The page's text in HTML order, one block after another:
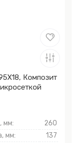
Композит
мм:
260
мм:
137